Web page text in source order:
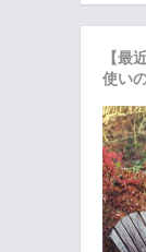
【最
使い